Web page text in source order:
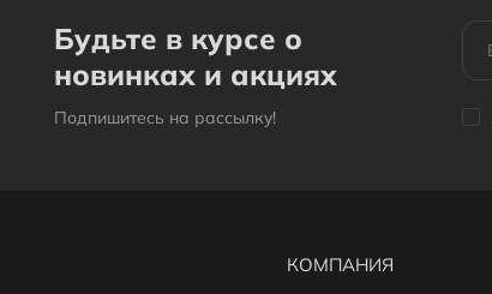
Будьте в курсе о
новинках и акциях
Подпишитесь на рассылкy!
КОМПАНИЯ